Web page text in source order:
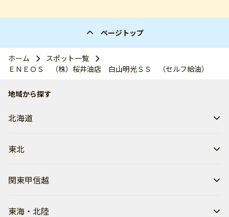
ページトップ
ホーム
スポット一覧
ＥＮＥＯＳ （株）桜井油店 白山明光ＳＳ （セルフ給油）
地域から探す
北海道
東北
関東甲信越
東海・北陸